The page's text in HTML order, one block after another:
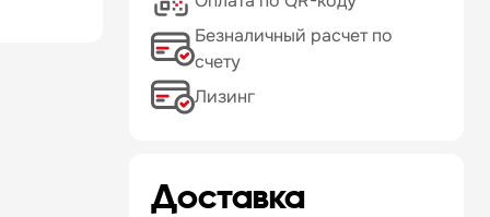
Безналичный расчет по
счету
Лизинг
Доставка